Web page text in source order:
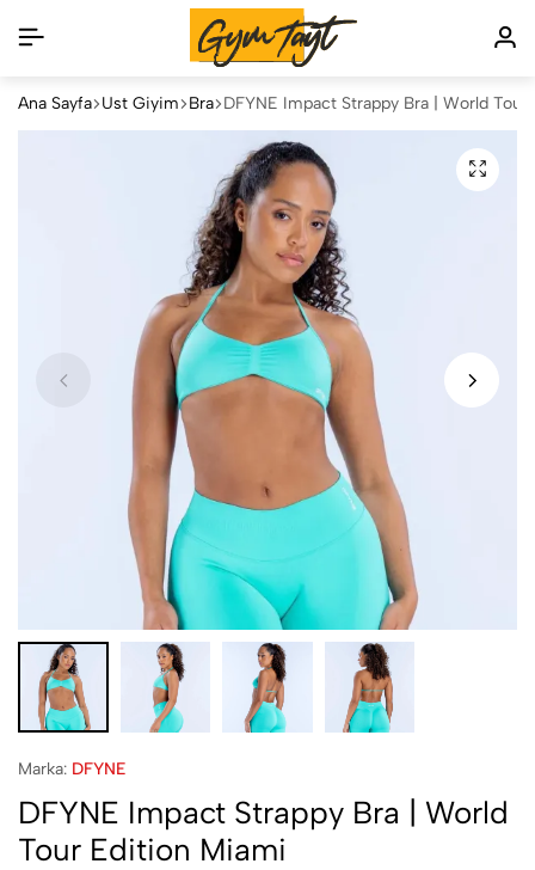
Ana Sayfa Üst Giyim Bra DFYNE Impact Strappy Bra | World
Marka: DFYNE
DFYNE Impact Strappy Bra | World
Tour Edition Miami